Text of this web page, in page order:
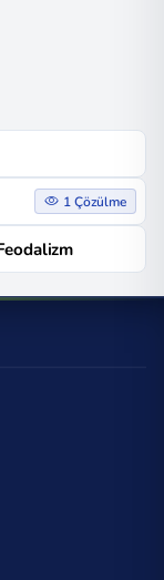
1 Çözülme